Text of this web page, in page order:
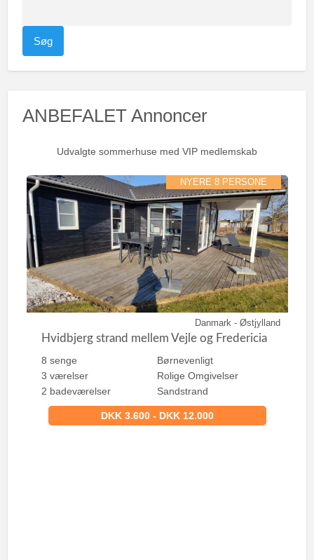
ø
e
e
ANBEFALET Annoncer
Udvalgte sommerhuse med VIP medlemskab
NYERE 8 PERSONE
Danmark - Østjylland
Hvidbjerg strand mellem Vejle og Fredericia
8 senge
3 værelser
2 badeværelser
Børnevenligt
Rolige Omgivelser
Sandstrand
DKK 3.600 - DKK 12.000